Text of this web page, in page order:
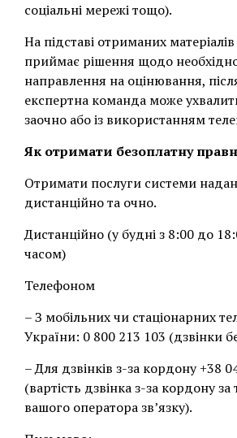
соціальні мережі тощо).
На підставі отриманих
приймає рішення щодо
направлення на оцінювання,
експертна команда може
заочно або із використанням
Як отримати безоплатну
Отримати послуги системи
дистанційно та очно.
Дистанційно (у будні з 8:00 до
часом)
Телефоном
– З мобільних чи стаціонарних
України: 0 800 213 103 (дзвінки
– Для дзвінків з-за кордону +38
(вартість дзвінка з-за кордону
вашого оператора зв’язку).